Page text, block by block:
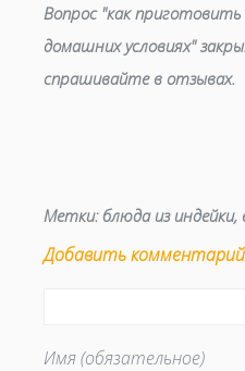
Вопрос "как
домашних условиях"
спрашивайте в отзывах.
Метки: блюда из индейки,
Добавить комментарий
Имя (обязательное)